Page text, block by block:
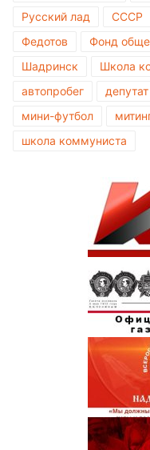
Русский лад
СССР
Федотов
Фонд
Шадринск
Школа
автопробег
депутат
мини-футбол
школа коммуниста